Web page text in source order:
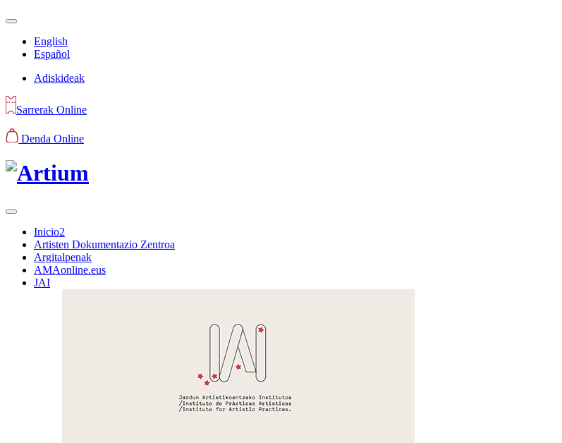
English
Español
Adiskideak
Sarrerak Online
Denda Online
Inicio2
Artisten Dokumentazio Zentroa
Argitalpenak
AMAonline.eus
JAI